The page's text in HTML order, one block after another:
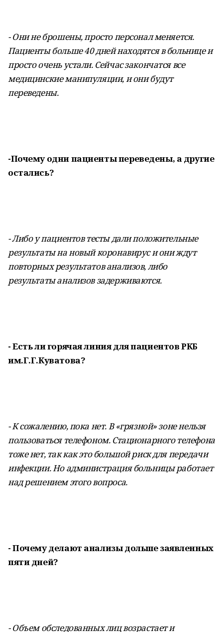
- Они не брошены, просто персонал меняется.
Пациенты больше 40 дней находятся в больнице и
просто очень устали. Сейчас закончатся все
медицинские манипуляции, и они будут
переведены.
-Почему одни пациенты переведены, а другие
остались?
- Либо у пациентов тесты дали положительные
результаты на новый коронавирус и они ждут
повторных результатов анализов, либо
результаты анализов задерживаются.
- Есть ли горячая линия для пациентов РКБ
им.Г.Г.Куватова?
- К сожалению, пока нет. В «грязной» зоне нельзя
пользоваться телефоном. Стационарного телефона
тоже нет, так как это большой риск для передачи
инфекции. Но администрация больницы работает
над решением этого вопроса.
- Почему делают анализы дольше заявленных
пяти дней?
- Объем обследованных лиц возрастает и